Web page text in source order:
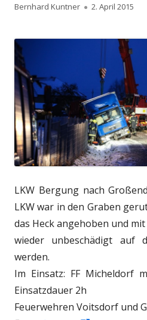
Autor
Bernhard Kuntner
Veröffentlicht
2. April 2015
LKW Bergung nach
LKW war in den Graben
das Heck angehoben und
wieder unbeschädigt auf
werden.
Im Einsatz: FF Micheldorf
Einsatzdauer 2h
Feuerwehren Voitsdorf und